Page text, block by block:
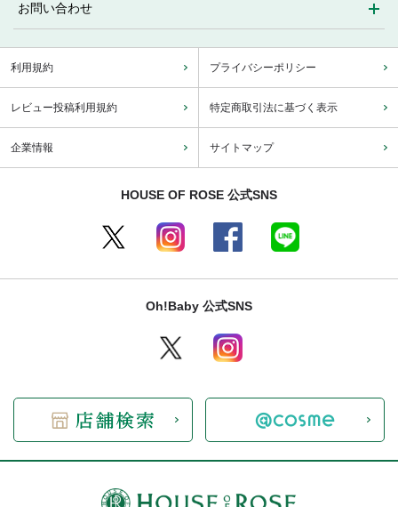
お問い合わせ
利用規約 プライバシーポリシー
レビュー投稿利用規約 特定商取引法に基づく表示
企業情報 サイトマップ
HOUSE OF ROSE 公式SNS
Oh!Baby 公式SNS